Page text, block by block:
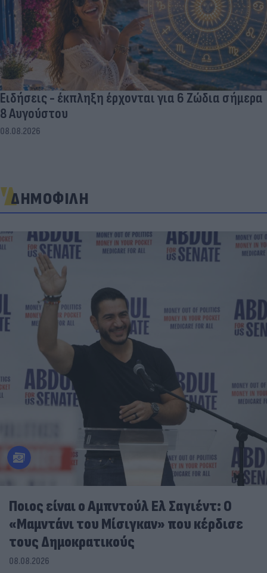
Ειδήσεις - έκπληξη έρχονται για 6 Ζώδια σήμερα
8 Αυγούστου
08.08.2026
ΔΗΜΟΦΙΛΗ
Ποιος είναι ο Αμπντούλ Ελ Σαγιέντ: Ο
«Μαμντάνι του Μίσιγκαν» που κέρδισε
τους Δημοκρατικούς
08.08.2026